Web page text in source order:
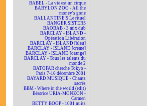
BABEL - La vie est un cirque
BABYLON ZOO - All the
money's gone
BALLANTINE'S Le rituel
BANGER SISTERS
BAOBAB - 3 mix dub
BARCLAY - ISLAND -
Opération Libération
BARCLAY - ISLAND [bleu]
BARCLAY - ISLAND [crème]
BARCLAY - ISLAND [orange]
BARCLAY - Tous les talents du
monde 2
BATOFAR cherche Tokyo -
Paris 7-16 décembre 2001
BAYARD MUSIQUE - Chants
sacrés
BBM - Where in the world (edit)
Béatrice URIA-MONZON -
Carmen
BETTY BOOP - 1001 nuits